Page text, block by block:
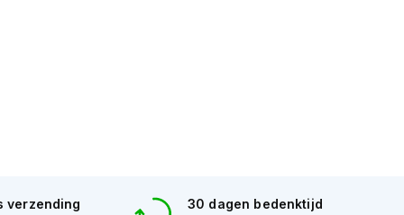
verzending
30 dagen bedenktijd